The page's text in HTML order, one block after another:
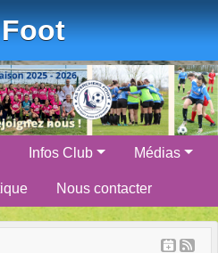
Infos Club Médias
Nous contacter